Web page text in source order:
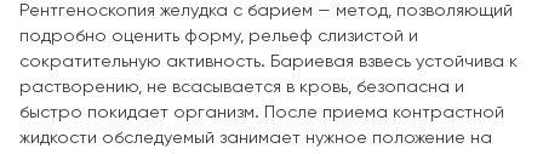
Рентгеноскопия желудка с барием — метод, позволяющий
подробно оценить форму, рельеф слизистой и
сократительную активность. Бариевая взвесь устойчива к
растворению, не всасывается в кровь, безопасна и
быстро покидает организм. После приема контрастной
жидкости обследуемый занимает нужное положение на